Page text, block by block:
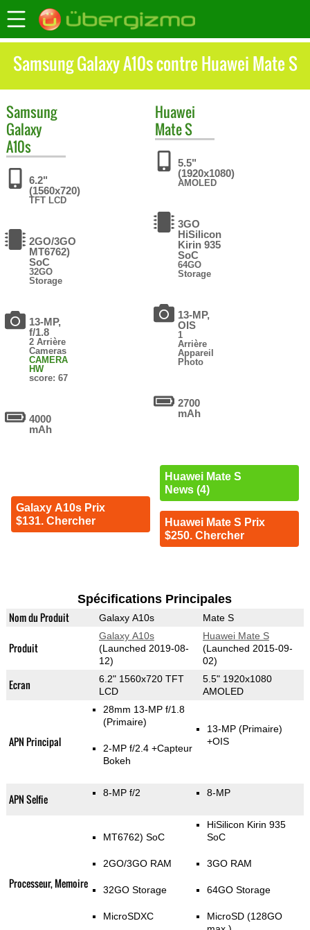
Samsung Galaxy A10s contre Huawei Mate S
Samsung
Galaxy
A10s
6.2"
(1560x720)
TFT LCD
2GO/3GO
MT6762)
SoC
32GO
Storage
13-MP,
f/1.8
2 Arrière
Cameras
CAMERA
HW
score: 67
4000
mAh
Galaxy A10s Prix
$131. Chercher
Huawei
Mate S
5.5"
(1920x1080)
AMOLED
3GO
HiSilicon
Kirin 935
SoC
64GO
Storage
13-MP,
OIS
1
Arrière
Appareil
Photo
2700
mAh
Huawei Mate S
News (4)
Huawei Mate S Prix
$250. Chercher
Spécifications Principales
Nom du Produit Galaxy A10s Mate S
Produit
Galaxy A10s
(Launched 2019-08-
12)
Huawei Mate S
(Launched 2015-09-
02)
Ecran
6.2" 1560x720 TFT
LCD
5.5" 1920x1080
AMOLED
APN Principal
28mm 13-MP f/1.8
(Primaire)
2-MP f/2.4 +Capteur
Bokeh
13-MP (Primaire)
+OIS
APN Selfie 8-MP f/2 8-MP
Processeur, Memoire
MT6762) SoC
2GO/3GO RAM
32GO Storage
MicroSDXC
HiSilicon Kirin 935
SoC
3GO RAM
64GO Storage
MicroSD (128GO